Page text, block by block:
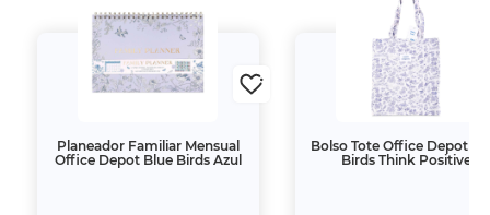
Planeador Familiar Mensual
Office Depot Blue Birds Azul
Bolso Tote Office Depot
Birds Think Positive